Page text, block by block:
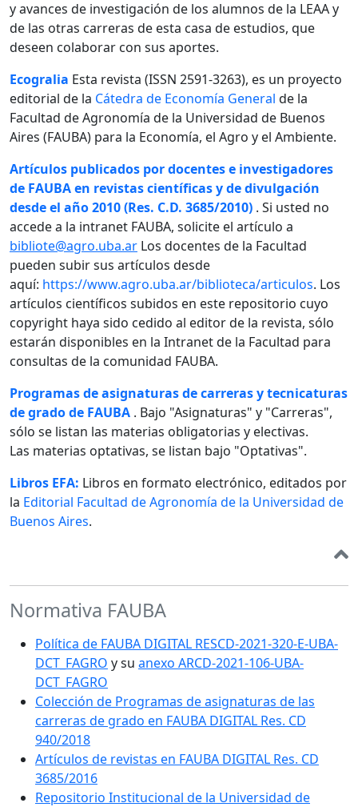
y avances de investigación de los alumnos de la LEAA y
de las otras carreras de esta casa de estudios, que
deseen colaborar con sus aportes.
Ecogralia Esta revista (ISSN 2591-3263), es un proyecto
editorial de la Cátedra de Economía General de la
Facultad de Agronomía de la Universidad de Buenos
Aires (FAUBA) para la Economía, el Agro y el Ambiente.
Artículos publicados por docentes e investigadores
de FAUBA en revistas científicas y de divulgación
desde el año 2010 (Res. C.D. 3685/2010) . Si usted no
accede a la intranet FAUBA, solicite el artículo a
bibliote@agro.uba.ar Los docentes de la Facultad
pueden subir sus artículos desde
aquí: https://www.agro.uba.ar/biblioteca/articulos. Los
artículos científicos subidos en este repositorio cuyo
copyright haya sido cedido al editor de la revista, sólo
estarán disponibles en la Intranet de la Facultad para
consultas de la comunidad FAUBA.
Programas de asignaturas de carreras y tecnicaturas
de grado de FAUBA . Bajo "Asignaturas" y "Carreras",
sólo se listan las materias obligatorias y electivas.
Las materias optativas, se listan bajo "Optativas".
Libros EFA: Libros en formato electrónico, editados por
la Editorial Facultad de Agronomía de la Universidad de
Buenos Aires.
Normativa FAUBA
Política de FAUBA DIGITAL RESCD-2021-320-E-UBA-
DCT_FAGRO y su anexo ARCD-2021-106-UBA-
DCT_FAGRO
Colección de Programas de asignaturas de las
carreras de grado en FAUBA DIGITAL Res. CD
940/2018
Artículos de revistas en FAUBA DIGITAL Res. CD
3685/2016
Repositorio Institucional de la Universidad de